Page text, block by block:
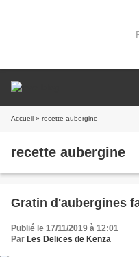
Accueil » recette aubergine
recette aubergine
Gratin d'aubergines
Publié le 17/11/2019 à 12:01
Par Les Delices de Kenza